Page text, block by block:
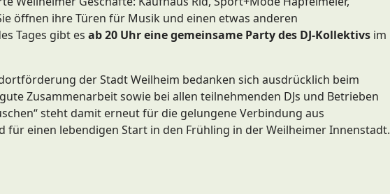
öffnen ihre Türen für Musik und einen etwas anderen
Tages gibt es ab 20 Uhr eine gemeinsame Party des DJ-Kollektivs im
der Stadt Weilheim bedanken sich ausdrücklich beim
Zusammenarbeit sowie bei allen teilnehmenden DJs und Betrieben
steht damit erneut für die gelungene Verbindung aus
für einen lebendigen Start in den Frühling in der Weilheimer Innenstadt.